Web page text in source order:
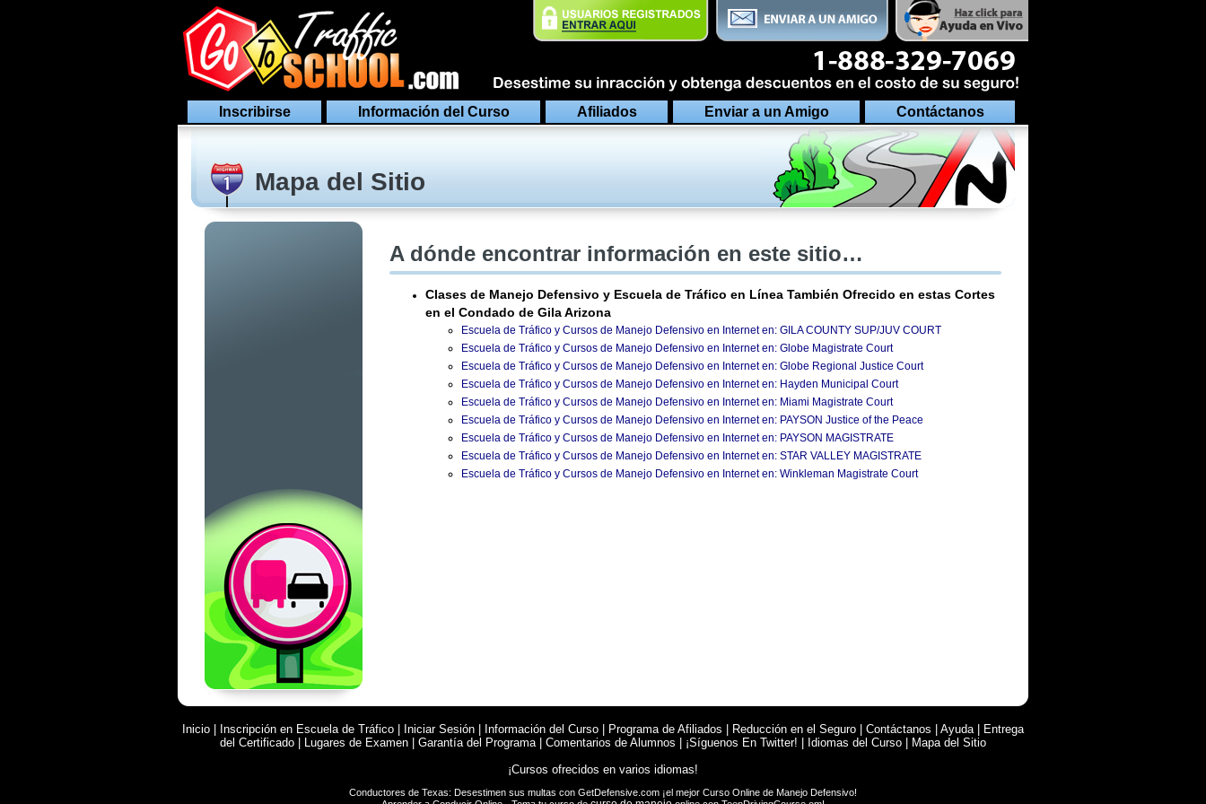
Inscribirse Información del Curso Afiliados Enviar a un Amigo Contáctanos
Mapa del Sitio
A dónde encontrar información en este sitio…
Clases de Manejo Defensivo y Escuela de Tráfico en Línea También Ofrecido en estas Cortes
en el Condado de Gila Arizona
Escuela de Tráfico y Cursos de Manejo Defensivo en Internet en: GILA COUNTY SUP/JUV COURT
Escuela de Tráfico y Cursos de Manejo Defensivo en Internet en: Globe Magistrate Court
Escuela de Tráfico y Cursos de Manejo Defensivo en Internet en: Globe Regional Justice Court
Escuela de Tráfico y Cursos de Manejo Defensivo en Internet en: Hayden Municipal Court
Escuela de Tráfico y Cursos de Manejo Defensivo en Internet en: Miami Magistrate Court
Escuela de Tráfico y Cursos de Manejo Defensivo en Internet en: PAYSON Justice of the Peace
Escuela de Tráfico y Cursos de Manejo Defensivo en Internet en: PAYSON MAGISTRATE
Escuela de Tráfico y Cursos de Manejo Defensivo en Internet en: STAR VALLEY MAGISTRATE
Escuela de Tráfico y Cursos de Manejo Defensivo en Internet en: Winkleman Magistrate Court
Inicio Inscripción en Escuela de Tráfico Iniciar Sesión Información del Curso Programa de Afiliados Reducción en el Seguro Contáctanos Ayuda|
Entrega
del Certificado
Lugares de Examen Garantía del Programa| Comentarios de Alumnos ¡Síguenos En Twitter! Idiomas del Curso
Mapa del Sitio
¡Cursos ofrecidos en varios idiomas!
Conductores de Texas: Desestimen sus multas con GetDefensive.com ¡el mejor Curso Online de Manejo Defensivo!